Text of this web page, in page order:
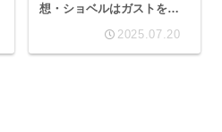
想・ショベルはガストを救
2025.07.20